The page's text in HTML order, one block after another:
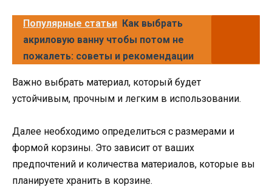
Популярные статьи Как выбрать
акриловую ванну чтобы потом не
пожалеть: советы и рекомендации
Важно выбрать материал, который будет
устойчивым, прочным и легким в использовании.
Далее необходимо определиться с размерами и
формой корзины. Это зависит от ваших
предпочтений и количества материалов, которые вы
планируете хранить в корзине.